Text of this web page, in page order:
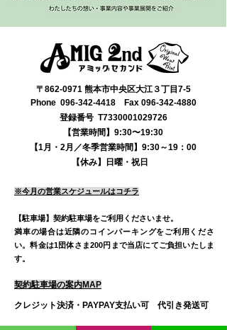
〒862-0971 熊本市中央区大江３丁目7-5
​Phone 096-342-4418 Fax 096-342-4880
登録番号 T7330001029726
【営業時間】9:30〜19:30
【1月・2月／冬季営業時間】9:30～19：00
【休み】日曜・祝日
※今月の営業スケジュールはコチラ
【駐車場】契約駐車場をご利用くださいませ。
満車の場合は近隣のコインパーキングをご利用くださ
い。料金は1団体さま200円まで当店にてご負担いたしま
す。
契約駐車場の案内MAP
クレジット決済・PAYPAY支払い可 代引き発送可